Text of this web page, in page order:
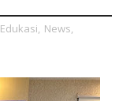
Edukasi, News,